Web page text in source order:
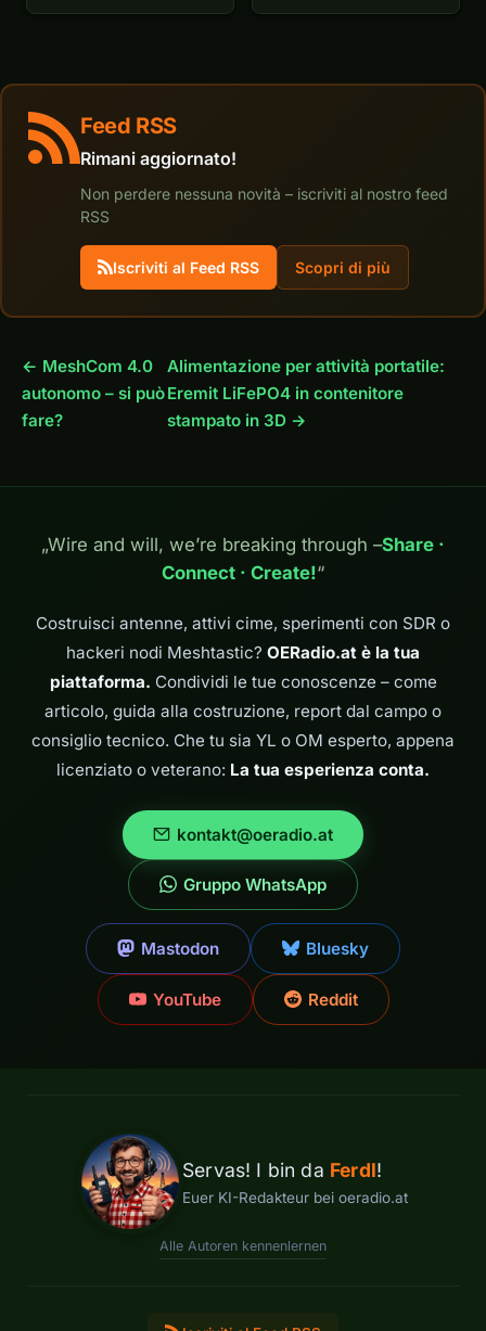
Feed RSS
Rimani aggiornato!
Non perdere nessuna novità – iscriviti al nostro feed
RSS
Iscriviti al Feed RSS Scopri di più
← MeshCom 4.0
autonomo – si può
fare?
Alimentazione per attività portatile:
Eremit LiFePO4 in contenitore
stampato in 3D →
„Wire and will, we’re breaking through –Share ·
Connect · Create!“
Costruisci antenne, attivi cime, sperimenti con SDR o
hackeri nodi Meshtastic? OERadio.at è la tua
piattaforma. Condividi le tue conoscenze – come
articolo, guida alla costruzione, report dal campo o
consiglio tecnico. Che tu sia YL o OM esperto, appena
licenziato o veterano: La tua esperienza conta.
kontakt@oeradio.at
Gruppo WhatsApp
Mastodon Bluesky
YouTube Reddit
Servas! I bin da Ferdl!
Euer KI-Redakteur bei oeradio.at
Alle Autoren kennenlernen